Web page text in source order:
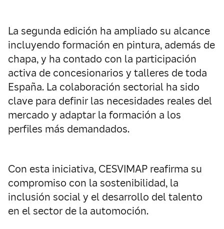
La segunda edición ha ampliado su alcance
incluyendo formación en pintura, además de
chapa, y ha contado con la participación
activa de concesionarios y talleres de toda
España. La colaboración sectorial ha sido
clave para definir las necesidades reales del
mercado y adaptar la formación a los
perfiles más demandados.
Con esta iniciativa, CESVIMAP reafirma su
compromiso con la sostenibilidad, la
inclusión social y el desarrollo del talento
en el sector de la automoción.